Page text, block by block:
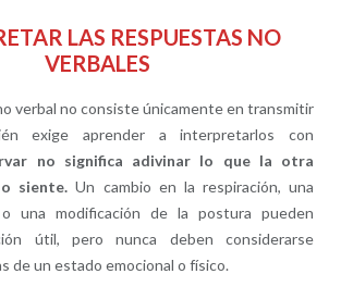
LAS RESPUESTAS NO
VERBALES
verbal no consiste únicamente en transmitir
exige aprender a interpretarlos con
no significa adivinar lo que la otra
siente. Un cambio en la respiración, una
una modificación de la postura pueden
útil, pero nunca deben considerarse
de un estado emocional o físico.